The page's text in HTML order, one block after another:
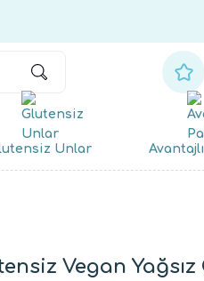
Unlar
Vegan